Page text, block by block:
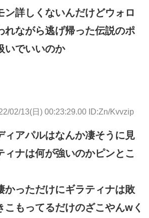
ン詳しくないんだけどウォロ
れながら逃げ帰った伝説のポ
いでいいのか
02/13(日) 00:23:29.00 ID:Zn/Kvvzip
ィアパルはなんか凄そうに見
ィナは何が強いのかピンとこ
かっただけにギラティナは敗
こもってるだけのざこやんwく